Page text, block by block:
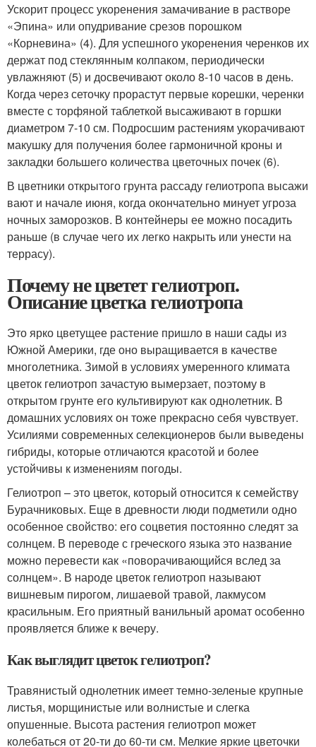
Ускорит процесс укоренения замачивание в растворе
«Эпина» или опудривание срезов порошком
«Корневина» (4). Для успешного укоренения черенков их
держат под стеклянным колпаком, периодически
увлажняют (5) и досвечивают около 8-10 часов в день.
Когда через сеточку прорастут первые корешки, черенки
вместе с торфяной таблеткой высаживают в горшки
диаметром 7-10 см. Подросшим растениям укорачивают
макушку для получения более гармоничной кроны и
закладки большего количества цветочных почек (6).
В цветники открытого грунта рассаду гелиотропа высажи
вают и начале июня, когда окончательно минует угроза
ночных заморозков. В контейнеры ее можно посадить
раньше (в случае чего их легко накрыть или унести на
террасу).
Почему не цветет гелиотроп.
Описание цветка гелиотропа
Это ярко цветущее растение пришло в наши сады из
Южной Америки, где оно выращивается в качестве
многолетника. Зимой в условиях умеренного климата
цветок гелиотроп зачастую вымерзает, поэтому в
открытом грунте его культивируют как однолетник. В
домашних условиях он тоже прекрасно себя чувствует.
Усилиями современных селекционеров были выведены
гибриды, которые отличаются красотой и более
устойчивы к изменениям погоды.
Гелиотроп – это цветок, который относится к семейству
Бурачниковых. Еще в древности люди подметили одно
особенное свойство: его соцветия постоянно следят за
солнцем. В переводе с греческого языка это название
можно перевести как «поворачивающийся вслед за
солнцем». В народе цветок гелиотроп называют
вишневым пирогом, лишаевой травой, лакмусом
красильным. Его приятный ванильный аромат особенно
проявляется ближе к вечеру.
Как выглядит цветок гелиотроп?
Травянистый однолетник имеет темно-зеленые крупные
листья, морщинистые или волнистые и слегка
опушенные. Высота растения гелиотроп может
колебаться от 20-ти до 60-ти см. Мелкие яркие цветочки